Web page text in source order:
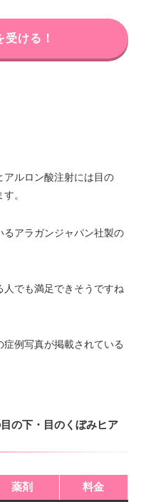
ける！
ルロン酸注射には目の
。
アラガンジャパン社製の
でも満足できそうですね
例写真が掲載されている
の下・目のくぼみヒア
薬剤 料金